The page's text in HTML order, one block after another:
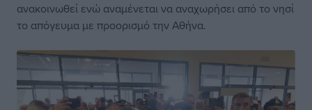
ανακοινωθεί ενώ αναμένεται να αναχωρήσει από το νησί
το απόγευμα με προορισμό την Αθήνα.